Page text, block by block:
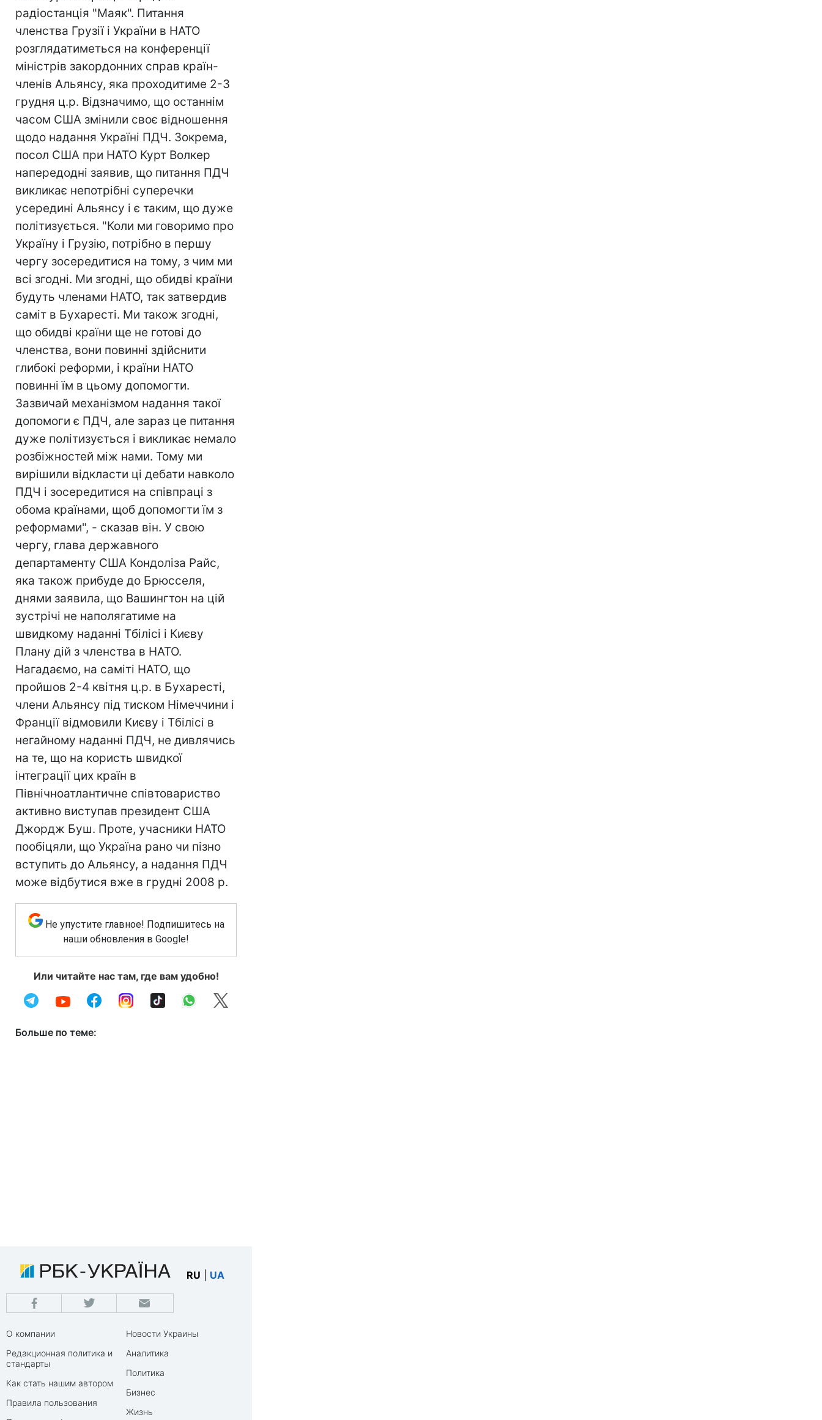
радіостанція "Маяк". Питання
членства Грузії і України в НАТО
розглядатиметься на конференції
міністрів закордонних справ країн-
членів Альянсу, яка проходитиме 2-3
грудня ц.р. Відзначимо, що останнім
часом США змінили своє відношення
щодо надання Україні ПДЧ. Зокрема,
посол США при НАТО Курт Волкер
напередодні заявив, що питання ПДЧ
викликає непотрібні суперечки
усередині Альянсу і є таким, що дуже
політизується. "Коли ми говоримо про
Україну і Грузію, потрібно в першу
чергу зосередитися на тому, з чим ми
всі згодні. Ми згодні, що обидві країни
будуть членами НАТО, так затвердив
саміт в Бухаресті. Ми також згодні,
що обидві країни ще не готові до
членства, вони повинні здійснити
глибокі реформи, і країни НАТО
повинні їм в цьому допомогти.
Зазвичай механізмом надання такої
допомоги є ПДЧ, але зараз це питання
дуже політизується і викликає немало
розбіжностей між нами. Тому ми
вирішили відкласти ці дебати навколо
ПДЧ і зосередитися на співпраці з
обома країнами, щоб допомогти їм з
реформами", - сказав він. У свою
чергу, глава державного
департаменту США Кондоліза Райс,
яка також прибуде до Брюсселя,
днями заявила, що Вашингтон на цій
зустрічі не наполягатиме на
швидкому наданні Тбілісі і Києву
Плану дій з членства в НАТО.
Нагадаємо, на саміті НАТО, що
пройшов 2-4 квітня ц.р. в Бухаресті,
члени Альянсу під тиском Німеччини і
Франції відмовили Києву і Тбілісі в
негайному наданні ПДЧ, не дивлячись
на те, що на користь швидкої
інтеграції цих країн в
Північноатлантичне співтовариство
активно виступав президент США
Джордж Буш. Проте, учасники НАТО
пообіцяли, що Україна рано чи пізно
вступить до Альянсу, а надання ПДЧ
може відбутися вже в грудні 2008 р.
Не упустите главное! Подпишитесь на
наши обновления в Google!
Или читайте нас там, где вам удобно!
Больше по теме:
RU UA
О компании
Редакционная политика и
стандарты
Как стать нашим автором
Правила пользования
Новости Украины
Аналитика
Политика
Бизнес
Жизнь